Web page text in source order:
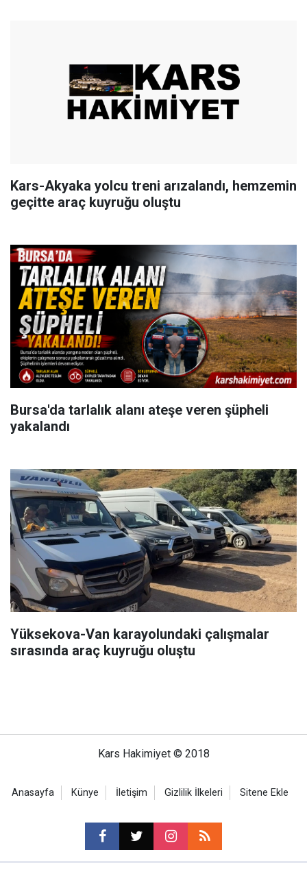
Kars-Akyaka yolcu treni arızalandı, hemzemin
geçitte araç kuyruğu oluştu
Bursa'da tarlalık alanı ateşe veren şüpheli
yakalandı
Yüksekova-Van karayolundaki çalışmalar
sırasında araç kuyruğu oluştu
Kars Hakimiyet © 2018
Anasayfa Künye İletişim Gizlilik İlkeleri Sitene Ekle